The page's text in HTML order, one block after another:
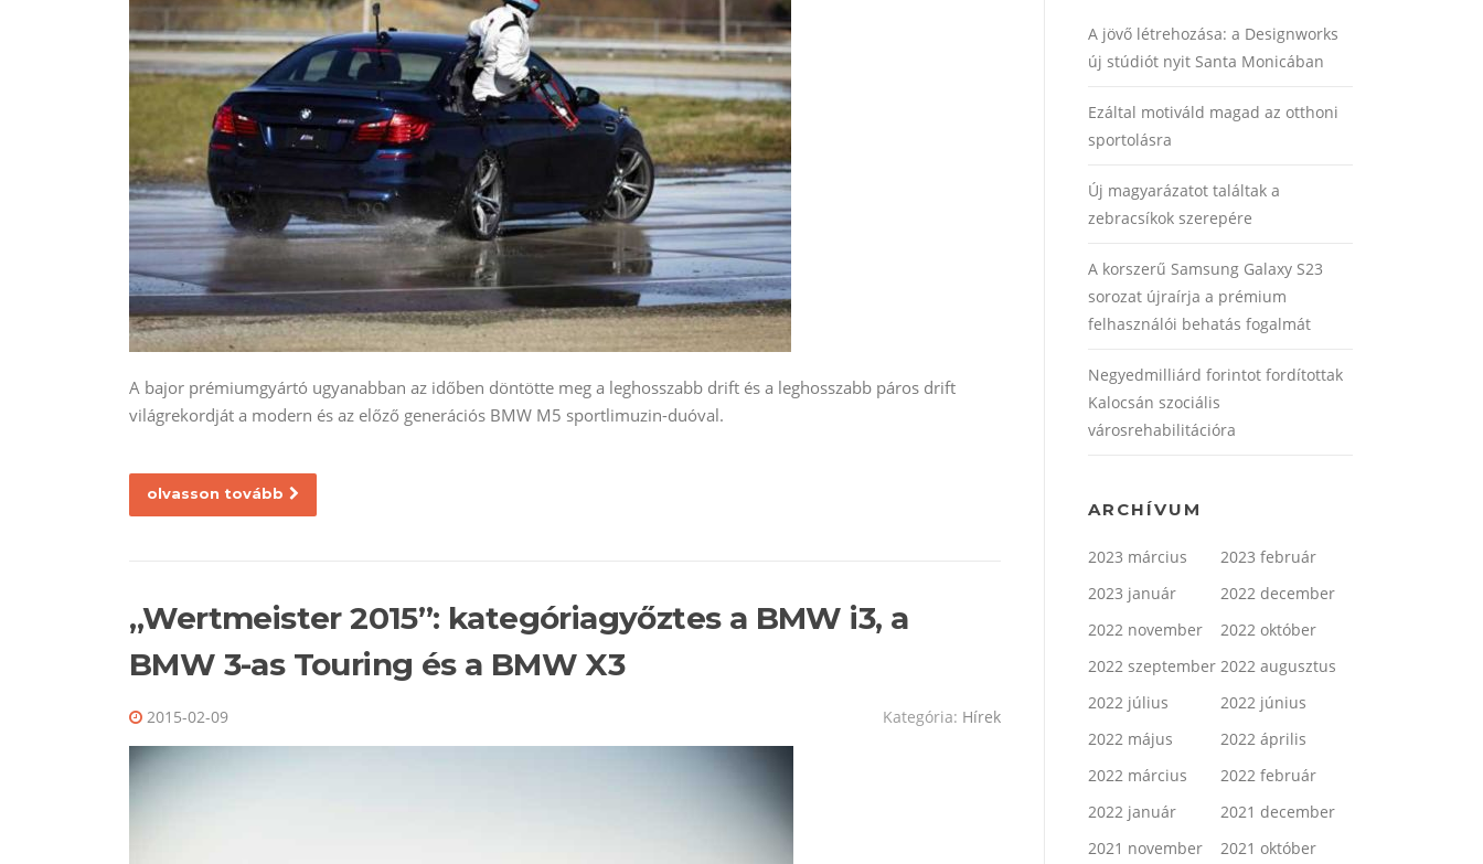
A bajor prémiumgyártó ugyanabban az időben döntötte meg a leghosszabb drift és a leghosszabb páros drift
világrekordját a modern és az előző generációs BMW M5 sportlimuzin-duóval.
olvasson tovább
„Wertmeister 2015”: kategóriagyőztes a BMW i3, a
BMW 3-as Touring és a BMW X3
2015-02-09 Kategória: Hírek
A jövő létrehozása: a Designworks
új stúdiót nyit Santa Monicában
Ezáltal motiváld magad az otthoni
sportolásra
Új magyarázatot találtak a
zebracsíkok szerepére
A korszerű Samsung Galaxy S23
sorozat újraírja a prémium
felhasználói behatás fogalmát
Negyedmilliárd forintot fordítottak
Kalocsán szociális
városrehabilitációra
ARCHÍVUM
2023 március
2023 február
2023 január
2022 december
2022 november
2022 október
2022 szeptember 2022 augusztus
2022 július
2022 június
2022 május
2022 április
2022 március
2022 február
2022 január
2021 december
2021 november
2021 október